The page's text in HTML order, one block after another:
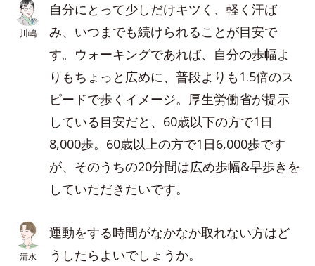
川嶋
自分にとって少しだけキツく、軽く汗ば
み、いつまでも続けられることが目安で
す。ウォーキングであれば、自分の歩幅よ
りもちょっと広めに、普段よりも1.5倍のス
ピードで歩くイメージ。厚生労働省が提示
している目安だと、60歳以下の方で1日
8,000歩。60歳以上の方で1日6,000歩です
が、そのうちの20分間は広め歩幅&早歩きを
していただきたいです。
清水
運動をする時間がなかなか取れない方はど
うしたらよいでしょうか。